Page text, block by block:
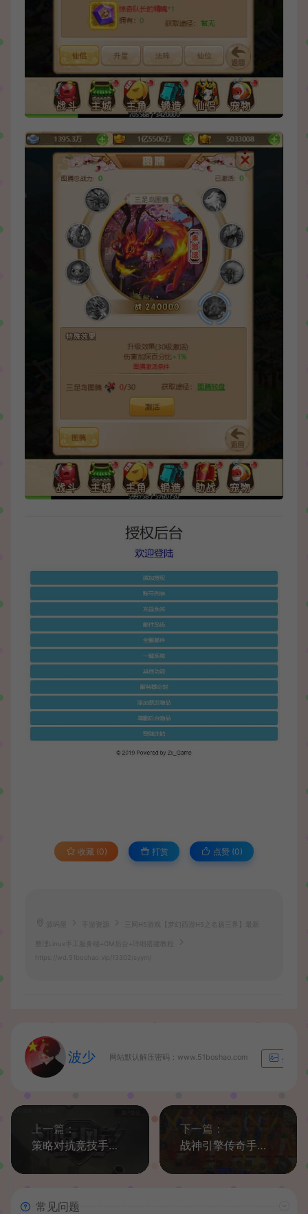
收藏 (0) 打赏 点赞 (0)
手游资源 三网H5游戏【梦幻西游H5之名扬三界】最新
整理Linux手工服务端+GM后台+详细搭建教程
https://wd.51boshao.vip/13302/syym/
波少 网站默认解压密码：www.51boshao.com 生成海
上一篇：
策略对抗竞技手游【坦克风云】最新整理一键既玩服务端+Linux手工服务端+安卓苹果双端+加解密工具+GM后台
下一篇：
战神引擎传奇手游【伏羲冰雪魂环十五大陆】最新整理WIN系特色服务端+安卓+GM后台+详细搭建教程
常见问题